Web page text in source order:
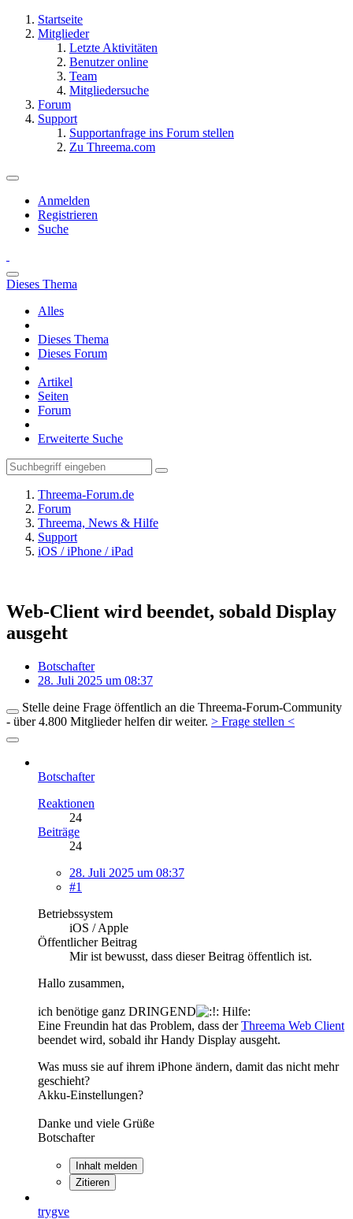
Startseite
Mitglieder
Letzte Aktivitäten
Benutzer online
Team
Mitgliedersuche
Forum
Support
Supportanfrage ins Forum stellen
Zu Threema.com
Anmelden
Registrieren
Suche
Dieses Thema
Alles
Dieses Thema
Dieses Forum
Artikel
Seiten
Forum
Erweiterte Suche
Threema-Forum.de
Forum
Threema, News & Hilfe
Support
iOS / iPhone / iPad
Web-Client wird beendet, sobald Display
ausgeht
Botschafter
28. Juli 2025 um 08:37
Stelle deine Frage öffentlich an die Threema-Forum-Community
- über 4.800 Mitglieder helfen dir weiter. > Frage stellen <
Botschafter
Reaktionen
24
Beiträge
24
28. Juli 2025 um 08:37
#1
Betriebssystem
iOS / Apple
Öffentlicher Beitrag
Mir ist bewusst, dass dieser Beitrag öffentlich ist.
Hallo zusammen,
ich benötige ganz DRINGEND
Hilfe:
Eine Freundin hat das Problem, dass derThreema Web Client
beendet wird, sobald ihr Handy Display ausgeht.
Was muss sie auf ihrem iPhone ändern, damit das nicht mehr
geschieht?
Akku-Einstellungen?
Danke und viele Grüße
Botschafter
Inhalt melden
Zitieren
trygve